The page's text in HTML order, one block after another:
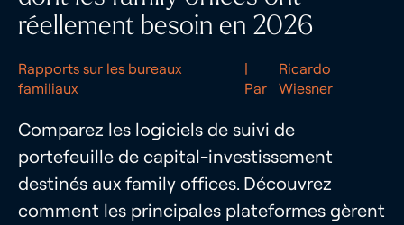
réellement besoin en 2026
Rapports sur les bureaux
familiaux
|
Par
Ricardo
Wiesner
Comparez les logiciels de suivi de
portefeuille de capital-investissement
destinés aux family offices. Découvrez
comment les principales plateformes gèrent